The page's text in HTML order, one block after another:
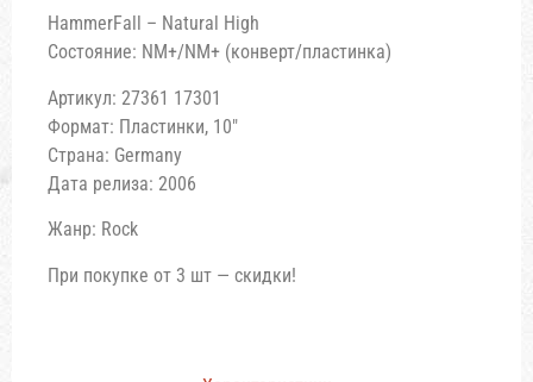
HammerFall – Natural High
Состояние: NM+/NM+ (конверт/пластинка)
Артикул: 27361 17301
Формат: Пластинки, 10″
Страна: Germany
Дата релиза: 2006
Жанр: Rock
При покупке от 3 шт — скидки!